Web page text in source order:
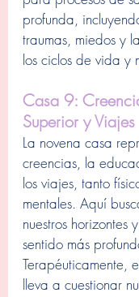
profunda,
traumas, miedos y
los ciclos de vida y
Casa 9:
Superior y Viajes
La novena casa
creencias, la
los viajes, tanto
mentales. Aquí
nuestros horizontes
sentido más
Terapéuticamente,
lleva a cuestionar